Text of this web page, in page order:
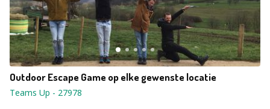
Outdoor Escape Game op elke gewenste locatie
Teams Up - 27978